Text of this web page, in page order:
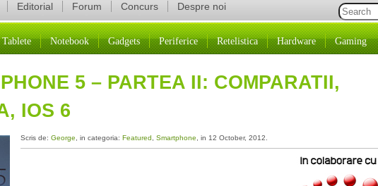
Editorial Forum Concurs Despre noi
Tablete Notebook Gadgets Periferice Retelistica Hardware Gaming
5 – PARTEA II: COMPARATII,
IOS 6
Scris de: George , in categoria: Featured Smartphone , in 12 October, 2012.